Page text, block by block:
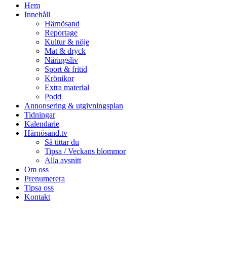
Hem
Innehåll
Härnösand
Reportage
Kultur & nöje
Mat & dryck
Näringsliv
Sport & fritid
Krönikor
Extra material
Podd
Annonsering & utgivningsplan
Tidningar
Kalendarie
Härnösand.tv
Så tittar du
Tipsa / Veckans blommor
Alla avsnitt
Om oss
Prenumerera
Tipsa oss
Kontakt